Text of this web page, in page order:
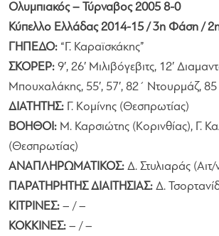
Ολυμπιακός – Τύρναβος 2005 8-0
Κύπελλο Ελλάδας 2014-15 / 3η Φάση / 2η
ΓΗΠΕΔΟ: “Γ. Καραϊσκάκης”
ΣΚΟΡΕΡ: 9′, 26′ Μιλιβόγεβιτς, 12′
Μπουχαλάκης, 55′, 57′, 82΄ Ντουρμάζ,
ΔΙΑΤΗΤΗΣ: Γ. Κομίνης (Θεσπρωτίας)
ΒΟΗΘΟΙ: Μ. Καρσιώτης (Κορινθίας), Γ.
(Θεσπρωτίας)
ΑΝΑΠΛΗΡΩΜΑΤΙΚΟΣ: Δ. Στυλιαράς (Αιτ/
ΠΑΡΑΤΗΡΗΤΗΣ ΔΙΑΙΤΗΣΙΑΣ: Δ.
ΚΙΤΡΙΝΕΣ: – / –
ΚΟΚΚΙΝΕΣ: – / –